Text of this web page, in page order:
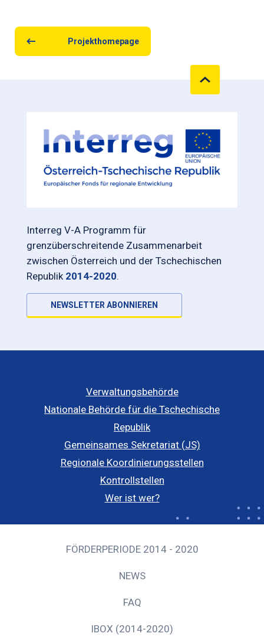
Projekthomepage
Interreg V-A Programm für
grenzüberschreitende Zusammenarbeit
zwischen Österreich und der Tschechischen
Republik 2014-2020.
NEWSLETTER ABONNIEREN
Verwaltungsbehörde
Nationale Behörde für die Tschechische
Republik
Gemeinsames Sekretariat (JS)
Regionale Koordinierungsstellen
Kontrollstellen
Wer ist wer?
FÖRDERPERIODE 2014 - 2020
NEWS
FAQ
IBOX (2014-2020)